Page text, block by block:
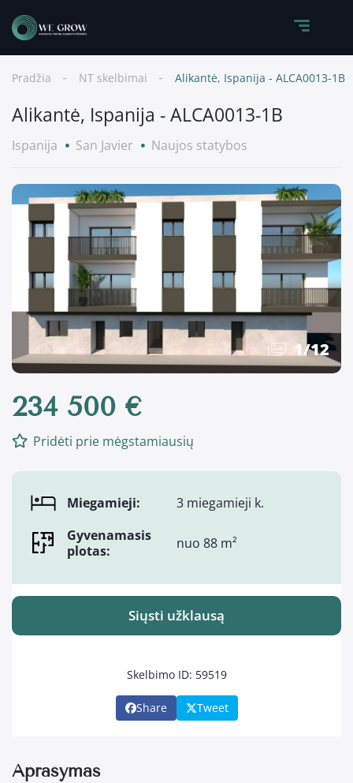
Pradžia NT skelbimai Alikantė, Ispanija - ALCA0013-1B
Alikantė, Ispanija - ALCA0013-1B
Ispanija San Javier Naujos statybos
1/12
234 500 €
Pridėti prie mėgstamiausių
Miegamieji:
3 miegamieji k.
Gyvenamasis
plotas:
nuo 88 m²
Siųsti užklausą
Skelbimo ID: 59519
Share Tweet
Aprašymas